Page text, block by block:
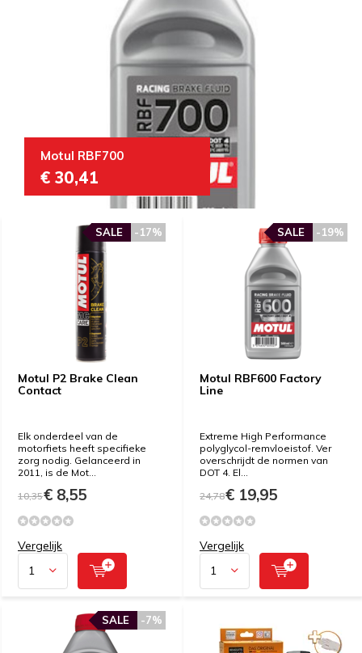
Motul RBF700
€ 30,41
Motul P2 Brake Clean
Contact
-17%
SALE
Elk onderdeel van de
motorfiets heeft specifieke
zorg nodig. Gelanceerd in
2011, is de Mot...
10,35€ 8,55
Vergelijk
Motul RBF600 Factory
Line
-19%
SALE
Extreme High Performance
polyglycol-remvloeistof. Ver
overschrijdt de normen van
DOT 4. El...
24,78€ 19,95
Vergelijk
-7%
SALE